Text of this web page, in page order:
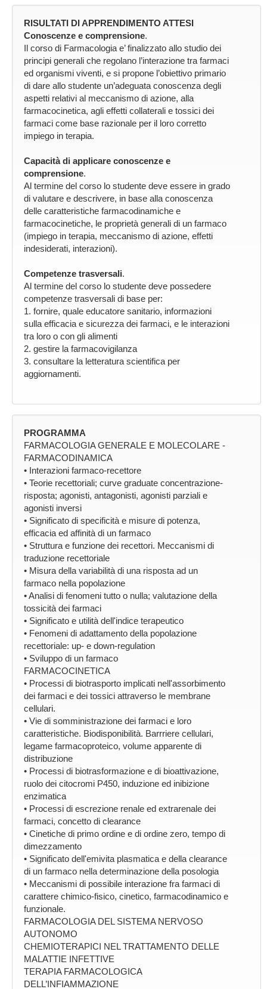
RISULTATI DI APPRENDIMENTO ATTESI
Conoscenze e comprensione.
Il corso di Farmacologia e’ finalizzato allo studio dei
principi generali che regolano l’interazione tra farmaci
ed organismi viventi, e si propone l’obiettivo primario
di dare allo studente un’adeguata conoscenza degli
aspetti relativi al meccanismo di azione, alla
farmacocinetica, agli effetti collaterali e tossici dei
farmaci come base razionale per il loro corretto
impiego in terapia.
Capacità di applicare conoscenze e
comprensione.
Al termine del corso lo studente deve essere in grado
di valutare e descrivere, in base alla conoscenza
delle caratteristiche farmacodinamiche e
farmacocinetiche, le proprietà generali di un farmaco
(impiego in terapia, meccanismo di azione, effetti
indesiderati, interazioni).
Competenze trasversali.
Al termine del corso lo studente deve possedere
competenze trasversali di base per:
1. fornire, quale educatore sanitario, informazioni
sulla efficacia e sicurezza dei farmaci, e le interazioni
tra loro o con gli alimenti
2. gestire la farmacovigilanza
3. consultare la letteratura scientifica per
aggiornamenti.
PROGRAMMA
FARMACOLOGIA GENERALE E MOLECOLARE -
FARMACODINAMICA
• Interazioni farmaco-recettore
• Teorie recettoriali; curve graduate concentrazione-
risposta; agonisti, antagonisti, agonisti parziali e
agonisti inversi
• Significato di specificità e misure di potenza,
efficacia ed affinità di un farmaco
• Struttura e funzione dei recettori. Meccanismi di
traduzione recettoriale
• Misura della variabilità di una risposta ad un
farmaco nella popolazione
• Analisi di fenomeni tutto o nulla; valutazione della
tossicità dei farmaci
• Significato e utilità dell'indice terapeutico
• Fenomeni di adattamento della popolazione
recettoriale: up- e down-regulation
• Sviluppo di un farmaco
FARMACOCINETICA
• Processi di biotrasporto implicati nell'assorbimento
dei farmaci e dei tossici attraverso le membrane
cellulari.
• Vie di somministrazione dei farmaci e loro
caratteristiche. Biodisponibilità. Barrriere cellulari,
legame farmacoproteico, volume apparente di
distribuzione
• Processi di biotrasformazione e di bioattivazione,
ruolo dei citocromi P450, induzione ed inibizione
enzimatica
• Processi di escrezione renale ed extrarenale dei
farmaci, concetto di clearance
• Cinetiche di primo ordine e di ordine zero, tempo di
dimezzamento
• Significato dell'emivita plasmatica e della clearance
di un farmaco nella determinazione della posologia
• Meccanismi di possibile interazione fra farmaci di
carattere chimico-fisico, cinetico, farmacodinamico e
funzionale.
FARMACOLOGIA DEL SISTEMA NERVOSO
AUTONOMO
CHEMIOTERAPICI NEL TRATTAMENTO DELLE
MALATTIE INFETTIVE
TERAPIA FARMACOLOGICA
DELL’INFIAMMAZIONE